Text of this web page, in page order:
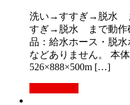
洗い→すすぎ→脱水
すぎ→脱水 まで動作
品：給水ホース・脱
などありません。 本
526×888×500m […]